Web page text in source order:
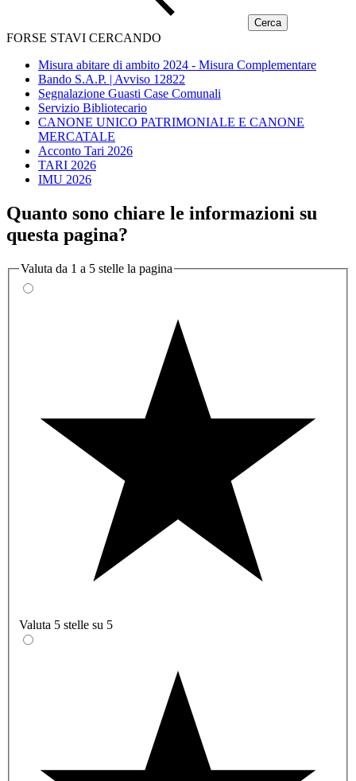
FORSE STAVI CERCANDO
Misura abitare di ambito 2024 - Misura Complementare
Bando S.A.P. | Avviso 12822
Segnalazione Guasti Case Comunali
Servizio Bibliotecario
CANONE UNICO PATRIMONIALE E CANONE
MERCATALE
Acconto Tari 2026
TARI 2026
IMU 2026
Quanto sono chiare le informazioni su
questa pagina?
Valuta da 1 a 5 stelle la pagina
Valuta 5 stelle su 5